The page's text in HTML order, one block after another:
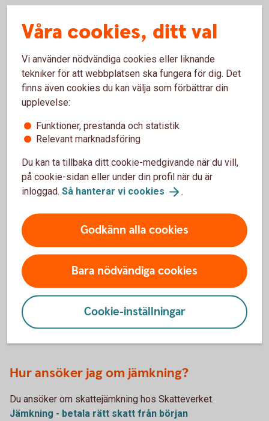
Ränteavdraget dras automatiskt
deklarerar och betalas ut en gång om året. Du behöver
alltså inte ansöka om ränteavdrag för att få pengar tillbaka.
Har du litet utrymme i din månadsbudget kan det kännas
kan då ansöka om skattejämkning, för att få mer pengar
tillgängliga direkt.
Jämkning – kan sänka din
månadskostnad
Om du förväntas få en större summa skatteåterbäring kan
du välja att skattejämka. Jämkning, eller skattejämkning
innebär att din arbetsgivare drar mindre skatt på din lön
varje månad. Att jämka kan vara ett bra alternativ om du har
höga ränteutgifter och vill sänka din månadskostnad.
Du betalar totalt sett inte mindre skatt om du jämkar. Men
Hur ansöker jag om jämkning?
Du ansöker om skattejämkning hos Skatteverket.
Jämkning - betala rätt skatt från början
Våra cookies, ditt val
Vi använder nödvändiga cookies eller liknande
tekniker för att webbplatsen ska fungera för dig. Det
finns även cookies du kan välja som förbättrar din
upplevelse:
Funktioner, prestanda och statistik
Relevant marknadsföring
Du kan ta tillbaka ditt cookie-medgivande när du vill,
på cookie-sidan eller under din profil när du är
inloggad. Så hanterar vi cookies .
Godkänn alla cookies
Bara nödvändiga cookies
Cookie-inställningar